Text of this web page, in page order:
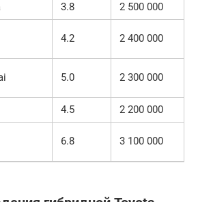
3.8
2 500 000
4.2 2 400 000
5.0 2 300 000
4.5
2 200 000
6.8 3 100 000